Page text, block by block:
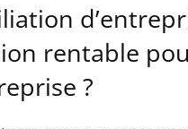
rentable
?